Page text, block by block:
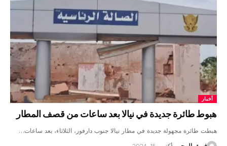
أخبار
هبوط طائرة جديدة في نيالا بعد ساعات من قصف المطار
هبطت طائرة مجهولة جديدة في مطار نيالا جنوب دارفور، الثلاثاء، بعد ساعات…